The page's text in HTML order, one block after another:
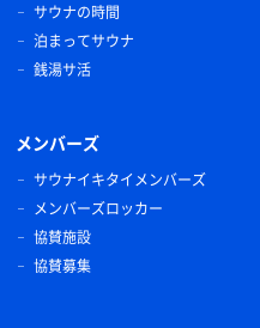
サウナの時間
泊まってサウナ
銭湯サ活
メンバーズ
サウナイキタイメンバーズ
メンバーズロッカー
協賛施設
協賛募集